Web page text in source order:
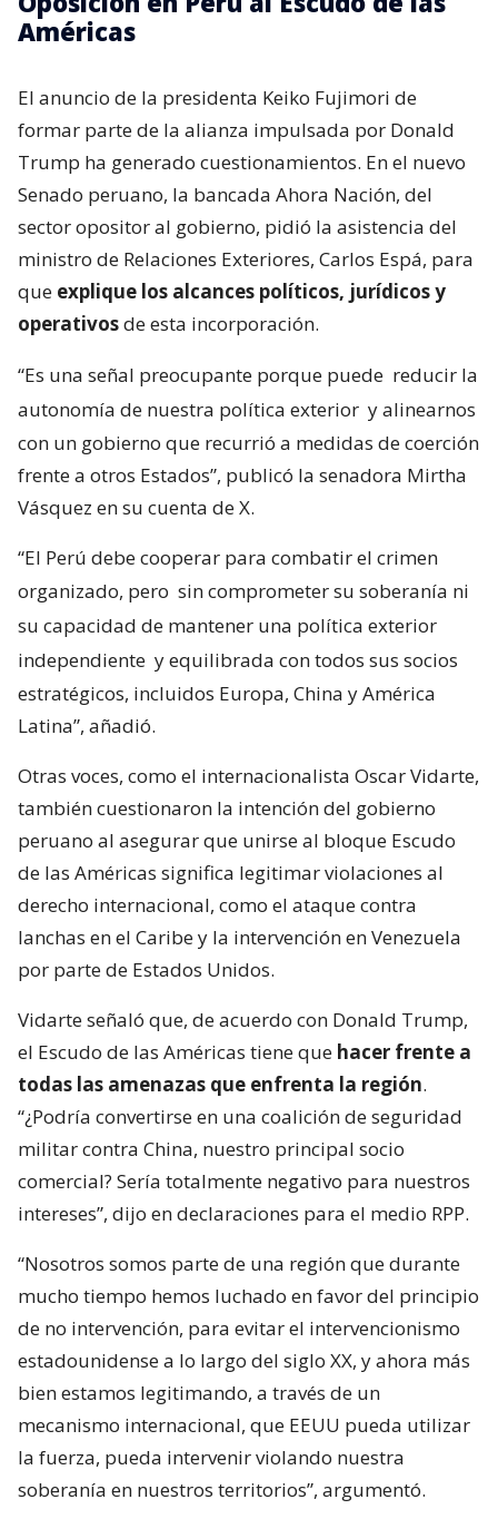
Américas
El anuncio de la presidenta Keiko Fujimori de
formar parte de la alianza impulsada por Donald
Trump ha generado cuestionamientos. En el nuevo
Senado peruano, la bancada Ahora Nación, del
sector opositor al gobierno, pidió la asistencia del
ministro de Relaciones Exteriores, Carlos Espá, para
que explique los alcances políticos, jurídicos y
operativosde esta incorporación.
“Es una señal preocupante porque puede reducir la
autonomía de nuestra política exterior y alinearnos
con un gobierno que recurrió a medidas de coerción
frente a otros Estados”, publicó la senadora Mirtha
Vásquez en su cuenta de X.
“El Perú debe cooperar para combatir el crimen
organizado, pero sin comprometer su soberanía ni
su capacidad de mantener una política exterior
independiente y equilibrada con todos sus socios
estratégicos, incluidos Europa, China y América
Latina”, añadió.
Otras voces, como el internacionalista Oscar Vidarte,
también cuestionaron la intención del gobierno
peruano al asegurar que unirse al bloque Escudo
de las Américas significa legitimar violaciones al
derecho internacional, como el ataque contra
lanchas en el Caribe y la intervención en Venezuela
por parte de Estados Unidos.
Vidarte señaló que, de acuerdo con Donald Trump,
el Escudo de las Américas tiene que hacer frente a
todas las amenazas que enfrenta la región.
“¿Podría convertirse en una coalición de seguridad
militar contra China, nuestro principal socio
comercial? Sería totalmente negativo para nuestros
intereses”, dijo en declaraciones para el medio RPP.
“Nosotros somos parte de una región que durante
mucho tiempo hemos luchado en favor del principio
de no intervención, para evitar el intervencionismo
estadounidense a lo largo del siglo XX, y ahora más
bien estamos legitimando, a través de un
mecanismo internacional, que EEUU pueda utilizar
la fuerza, pueda intervenir violando nuestra
soberanía en nuestros territorios”, argumentó.